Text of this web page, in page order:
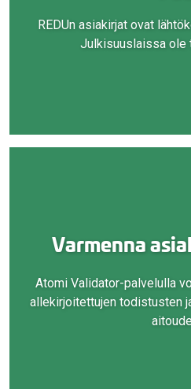
REDUn asiakirjat ovat
Julkisuuslaissa ole
Varmenna
Atomi Validator-palvelulla
allekirjoitettujen todistusten